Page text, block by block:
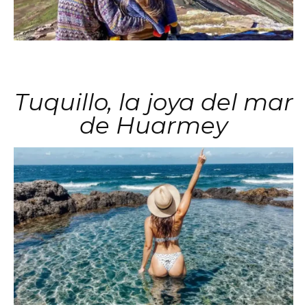
Tuquillo, la joya del mar
de Huarmey